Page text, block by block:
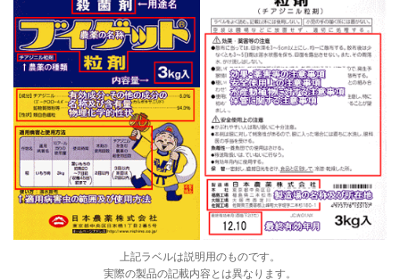
上記ラベルは説明用のものです。
実際の製品の記載内容とは異なります。